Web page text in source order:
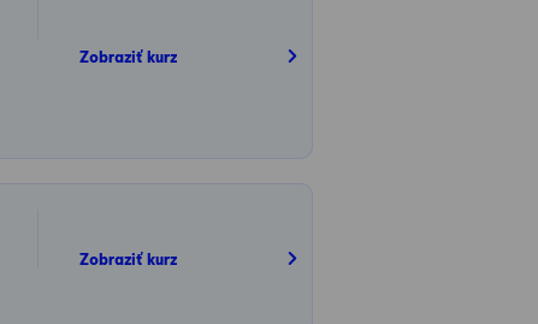
Zobraziť kurz
Zobraziť kurz